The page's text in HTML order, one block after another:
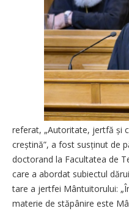
referat, „Autoritate, jertfă și
creștină”, a fost susținut de
doctorand la Facultatea de
care a abordat subiectul
tare a jertfei Mântuitorului:
materie de stăpânire este